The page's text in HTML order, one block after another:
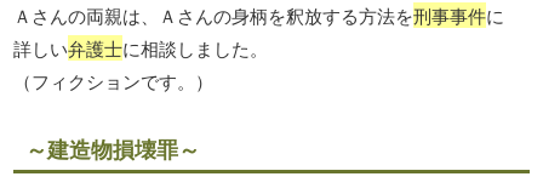
Ａさんの両親は、Ａさんの身柄を釈放する方法を刑事事件に
詳しい弁護士に相談しました。
（フィクションです。）
～建造物損壊罪～